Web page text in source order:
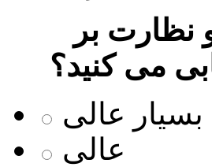
بر
می کنید؟
بسیار عالی
عالی